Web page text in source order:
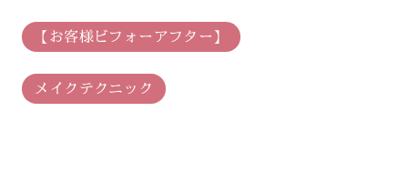
【お客様ビフォーアフター】
メイクテクニック